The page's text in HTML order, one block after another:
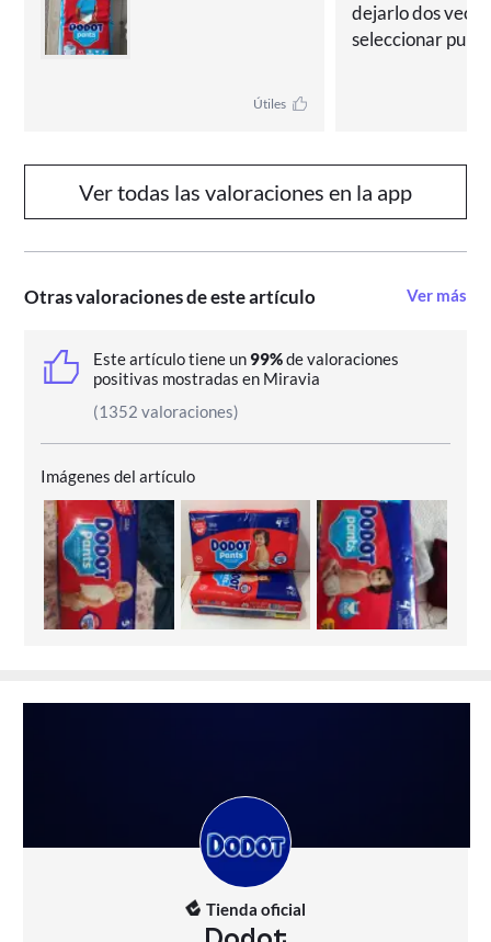
Útiles
dejarlo dos
seleccionar
Ver todas las valoraciones en la app
Otras valoraciones de este artículo Ver más
Este artículo tiene un99%de valoraciones
positivas mostradas en Miravia
(1352 valoraciones)
Imágenes del artículo
Tienda oficial